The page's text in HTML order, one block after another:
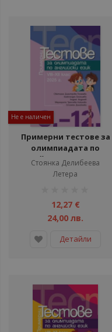
Не е наличен
Примерни тестове за
олимпиадата по
английски език за 8. - 12.
клас - 2025 г.
Стоянка Делибеева
Летера
12,27 €
24,00 лв.
Детайли